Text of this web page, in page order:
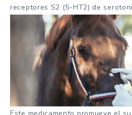
receptores S2 (5-HT2) de
Este medicamento promueve el